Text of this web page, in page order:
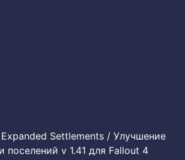
Settlements / Улучшение
поселений v 1.41 для Fallout 4